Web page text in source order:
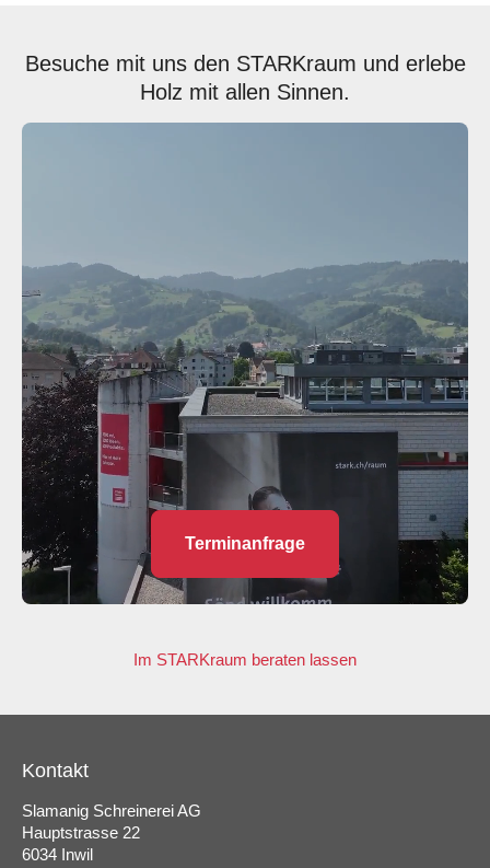
Besuche mit uns den STARKraum und erlebe
Holz mit allen Sinnen.
Terminanfrage
Im STARKraum beraten lassen
Kontakt
Slamanig Schreinerei AG
Hauptstrasse 22
6034 Inwil